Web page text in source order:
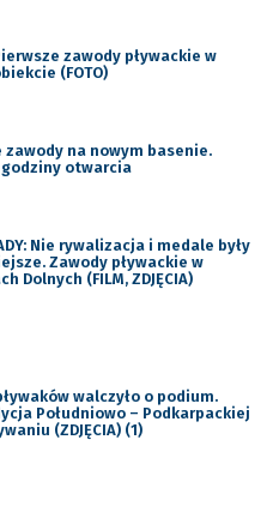
zawody pływackie w
(FOTO)
zawody na nowym basenie.
godziny otwarcia
Nie rywalizacja i medale były
Zawody pływackie w
Dolnych (FILM, ZDJĘCIA)
walczyło o podium.
Południowo – Podkarpackiej
(ZDJĘCIA) (1)